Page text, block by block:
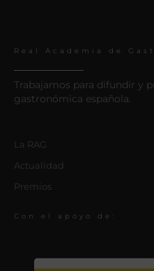
Real Academia de
Trabajamos para difundir y
gastronómica española.
La RAG
Actualidad
Premios
Con el apoyo de: